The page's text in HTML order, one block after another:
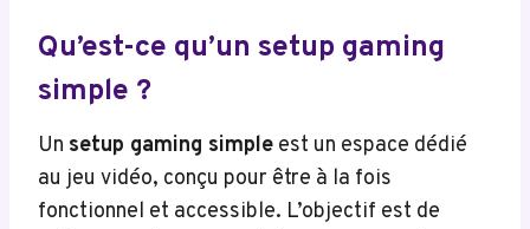
Qu’est-ce qu’un setup gaming
simple ?
Un setup gaming simple est un espace dédié
au jeu vidéo, conçu pour être à la fois
fonctionnel et accessible. L’objectif est de